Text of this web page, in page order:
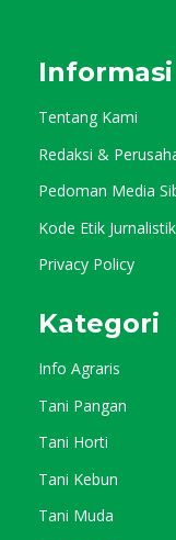
Informasi
Tentang Kami
Redaksi &
Pedoman Media
Kode Etik Jurnalistik
Privacy Policy
Kategori
Info Agraris
Tani Pangan
Tani Horti
Tani Kebun
Tani Muda